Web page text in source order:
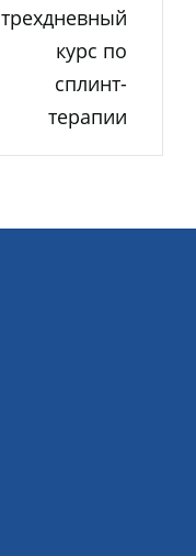
трехдневный
курс по
сплинт-
терапии